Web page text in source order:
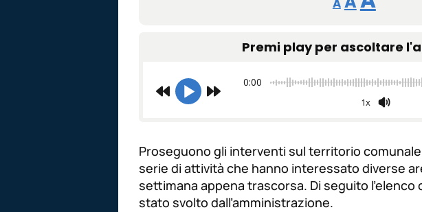
Atamaño
fuente.
de
fuente
de
Premi play per ascoltare
0:00
1x
Proseguono gli interventi sul territorio
serie di attività che hanno interessato diverse
settimana appena trascorsa. Di seguito
stato svolto dall’amministrazione.